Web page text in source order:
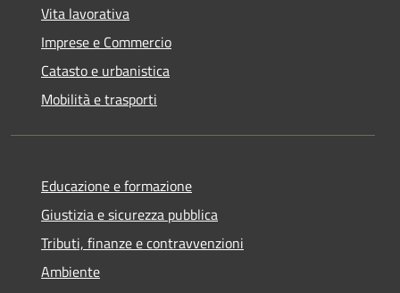
Vita lavorativa
Imprese e Commercio
Catasto e urbanistica
Mobilità e trasporti
Educazione e formazione
Giustizia e sicurezza pubblica
Tributi, finanze e contravvenzioni
Ambiente